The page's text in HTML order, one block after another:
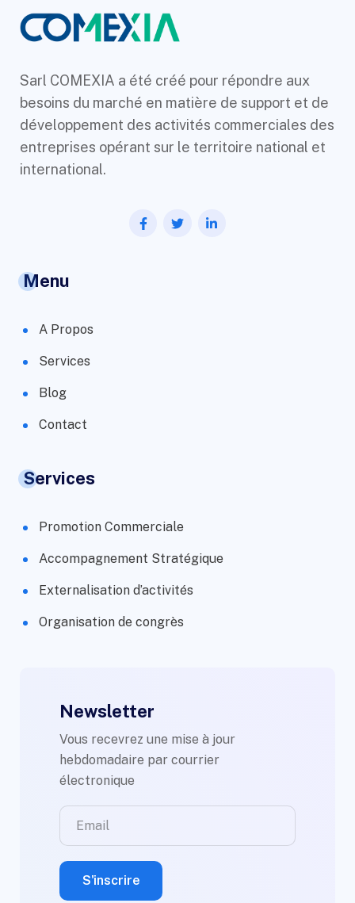
Sarl COMEXIA a été créé pour répondre aux
besoins du marché en matière de support et de
développement des activités commerciales des
entreprises opérant sur le territoire national et
international.
Menu
A Propos
Services
Blog
Contact
Services
Promotion Commerciale
Accompagnement Stratégique
Externalisation d’activités
Organisation de congrès
Newsletter
Vous recevrez une mise à jour
hebdomadaire par courrier
électronique